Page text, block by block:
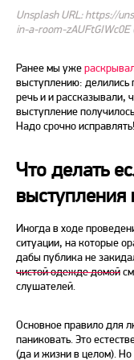
Unsplash URL: https://
in-a-room-zAUFtGIWc0E
Ранее мы уже
выступлению:
речьи и рассказывали,
выступление
Надо срочно исправлять!
Что делать
Иногда в ходе
ситуации, на которые
дабы публика не
чистой одежде домой
слушателей.
Основноеправило для
паниковать. Это
(да и жизни в целом). Но